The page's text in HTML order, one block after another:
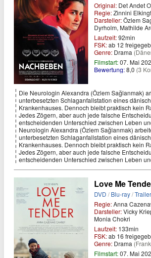
Original: Det Andet
Regie:Zinnini
Darsteller:Özlem
Dyrholm, Mathilde
Laufzeit:92min
FSK:ab 12
Genre: Drama
Filmstart:07. Mai
Bewertung:8,0 (3
Die Neurologin Alexandra (Özlem Sağlanmak)
unterbesetzten Schlaganfallstation eines
Krankenhauses. Dennoch bleibt praktisch kein
Jedes Zögern, aber auch jede falsche
entscheidenden Unterschied zwischen Leben
Neurologin Alexandra (Özlem Sağlanmak)
unterbesetzten Schlaganfallstation eines
Krankenhauses. Dennoch bleibt praktisch kein
Jedes Zögern, aber auch jede falsche
entscheidenden Unterschied zwischen Leben
Love Me
DVD /Blu-ray/Trailer
Regie:Anna
Darsteller:Vicky
Monia Chokri
Laufzeit: 133min
FSK:ab 16
Genre: Drama
Filmstart:07. Mai